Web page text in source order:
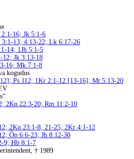
16; Jk 5:1-6
3:1-13; 4:13-22; Lk 6:17-26
14; 1Jh 5:1-5
12; Jk 3:13-18
16; Mk 7:1-8
kogudus
Ps 112; 1Kr 2:1-12 [13-16]; Mt 5:13-20
2Kn 22:3-20; Rm 11:2-10
2Kn 23:1-8, 21-25; 2Kr 4:1-12
Õp 6:6-23; Jh 8:12-30
9; Hb 8:1-7
† 1989